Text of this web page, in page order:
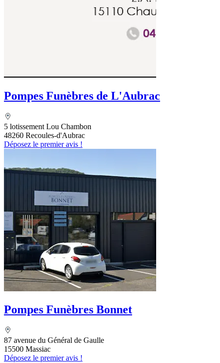
Pompes Funèbres de L'Aubrac
5 lotissement Lou Chambon
48260 Recoules-d'Aubrac
Déposez le premier avis !
Pompes Funèbres Bonnet
87 avenue du Général de Gaulle
15500 Massiac
Déposez le premier avis !